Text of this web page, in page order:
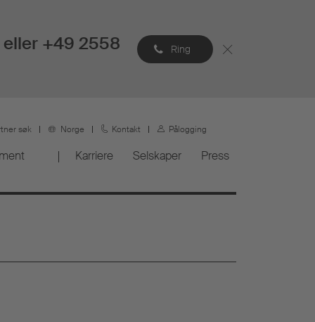
+49 2558 Ring
søk Norge Kontakt Pålogging
Karriere Selskaper Press